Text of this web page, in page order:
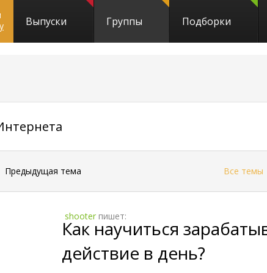
Выпуски Группы Подборки
Предыдущая тема Все темы
shooter пишет:
Как научиться
действие в день?